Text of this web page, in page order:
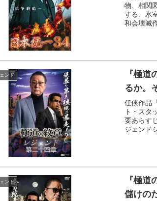
物、相関
する、氷
和会壊滅
ンド
『極
るか。
任侠作品
ト・スタ
要あらす
ジェンド
ンド
『極
儲けの